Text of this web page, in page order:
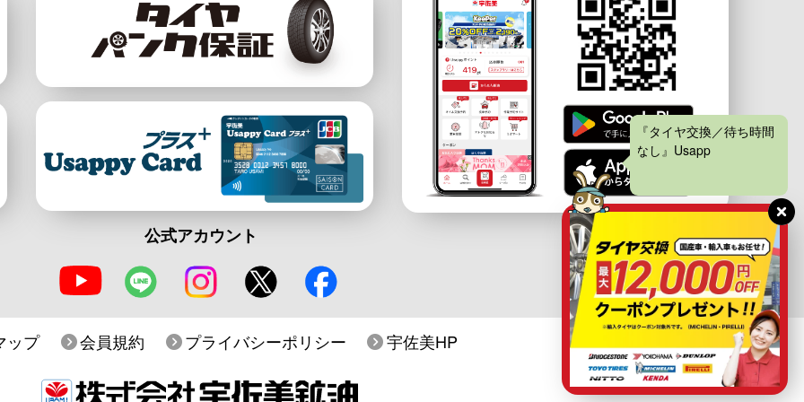
公式アカウント
ップ 会員規約 プライバシーポリシー 宇佐美HP
『タイヤ交換／待ち時間
なし』Usappyポイントも